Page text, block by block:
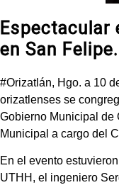
Espectacular
en San Felipe.
#Orizatlán, Hgo. a 10
orizatlenses se
Gobierno Municipal de
Municipal a cargo del
En el evento
UTHH, el ingeniero